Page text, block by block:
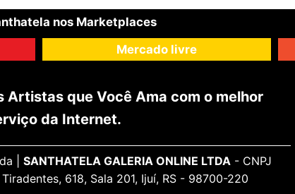
nos Marketplaces
Mercado livre
Artistas que Você Ama com o melhor
da Internet.
| SANTHATELA GALERIA ONLINE LTDA- CNPJ
618, Sala 201, Ijuí, RS - 98700-220